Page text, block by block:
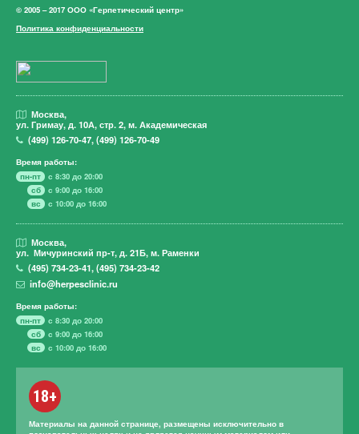
© 2005 – 2017 ООО «Герпетический центр»
Политика конфиденциальности
Москва,
ул. Гримау, д. 10А, стр. 2, м. Академическая
(499)126-70-47,(499)126-70-49
Время работы:
пн-пт
с 8:30 до 20:00
сб
с 9:00 до 16:00
вс
с 10:00 до 16:00
Москва,
ул. Мичуринский пр-т, д. 21Б, м. Раменки
(495)734-23-41,(495)734-23-42
info@herpesclinic.ru
Время работы:
пн-пт
с 8:30 до 20:00
сб
с 9:00 до 16:00
вс
с 10:00 до 16:00
18+
Материалы на данной странице, размещены исключительно в